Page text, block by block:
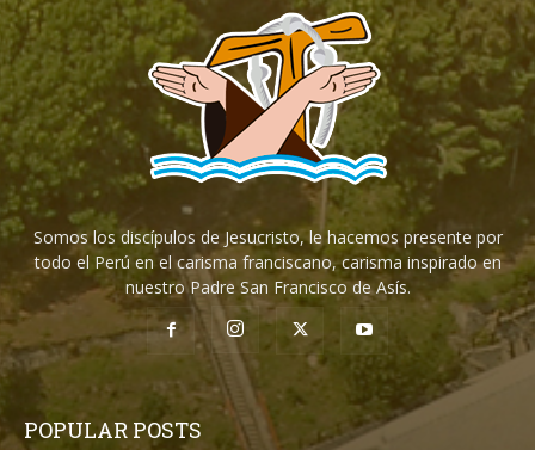
Somos los discípulos de Jesucristo, le hacemos presente por
todo el Perú en el carisma franciscano, carisma inspirado en
nuestro Padre San Francisco de Asís.
POPULAR POSTS